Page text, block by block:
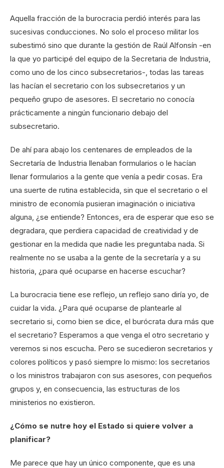
Aquella fracción de la burocracia perdió interés para las
sucesivas conducciones. No solo el proceso militar los
subestimó sino que durante la gestión de Raúl Alfonsín -en
la que yo participé del equipo de la Secretaria de Industria,
como uno de los cinco subsecretarios-, todas las tareas
las hacían el secretario con los subsecretarios y un
pequeño grupo de asesores. El secretario no conocía
prácticamente a ningún funcionario debajo del
subsecretario.
De ahí para abajo los centenares de empleados de la
Secretaría de Industria llenaban formularios o le hacían
llenar formularios a la gente que venía a pedir cosas. Era
una suerte de rutina establecida, sin que el secretario o el
ministro de economía pusieran imaginación o iniciativa
alguna, ¿se entiende? Entonces, era de esperar que eso se
degradara, que perdiera capacidad de creatividad y de
gestionar en la medida que nadie les preguntaba nada. Si
realmente no se usaba a la gente de la secretaría y a su
historia, ¿para qué ocuparse en hacerse escuchar?
La burocracia tiene ese reflejo, un reflejo sano diría yo, de
cuidar la vida. ¿Para qué ocuparse de plantearle al
secretario si, como bien se dice, el burócrata dura más que
el secretario? Esperamos a que venga el otro secretario y
veremos si nos escucha. Pero se sucedieron secretarios y
colores políticos y pasó siempre lo mismo: los secretarios
o los ministros trabajaron con sus asesores, con pequeños
grupos y, en consecuencia, las estructuras de los
ministerios no existieron.
¿Cómo se nutre hoy el Estado si quiere volver a
planificar?
Me parece que hay un único componente, que es una